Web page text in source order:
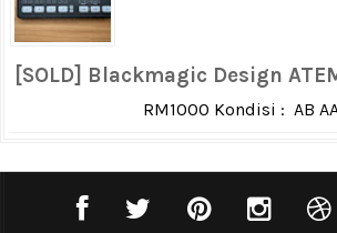
[SOLD] Blackmagic Design
RM1000 Kondisi : AB